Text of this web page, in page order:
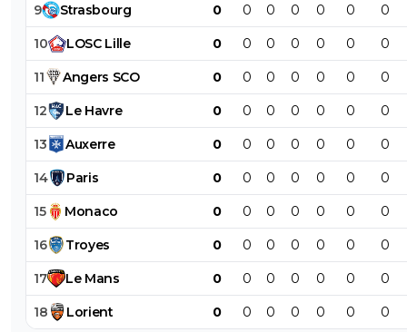
9 Strasbourg 0 0 0 0 0 0 0
10 LOSC Lille 0 0 0 0 0 0 0
11 Angers SCO 0 0 0 0 0 0 0
12 Le Havre 0 0 0 0 0 0 0
13 Auxerre 0 0 0 0 0 0 0
14 Paris 0 0 0 0 0 0 0
15 Monaco 0 0 0 0 0 0 0
16 Troyes 0 0 0 0 0 0 0
17 Le Mans 0 0 0 0 0 0 0
18 Lorient 0 0 0 0 0 0 0